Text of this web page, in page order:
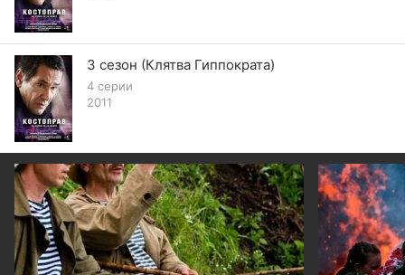
3 сезон (Клятва Гиппократа)
4 серии
2011